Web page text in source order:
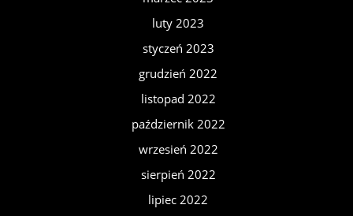
luty 2023
styczeń 2023
grudzień 2022
listopad 2022
październik 2022
wrzesień 2022
sierpień 2022
lipiec 2022